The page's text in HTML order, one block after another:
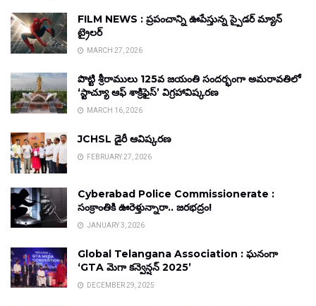
FILM NEWS : ప్రపంచాన్ని ఊపేస్తున్న స్పైడర్ మ్యాన్
ట్రైలర్
MARCH 27, 2026
పొట్టి శ్రీరాములు 125వ జయంతి సందర్భంగా అమరావతిలో
‘స్టాచ్యూ ఆఫ్ శాక్రిఫైస్’ విగ్రహావిష్కరణ
MARCH 16, 2026
JCHSL డైరీ ఆవిష్కరణ
FEBRUARY 27, 2026
Cyberabad Police Commissionerate :
సంక్రాంతికి ఊరెళ్తున్నారా.. జరభద్రం!
JANUARY 3, 2026
Global Telangana Association : ఘనంగా
‘GTA మెగా కన్వెన్షన్ 2025’
DECEMBER 29, 2025